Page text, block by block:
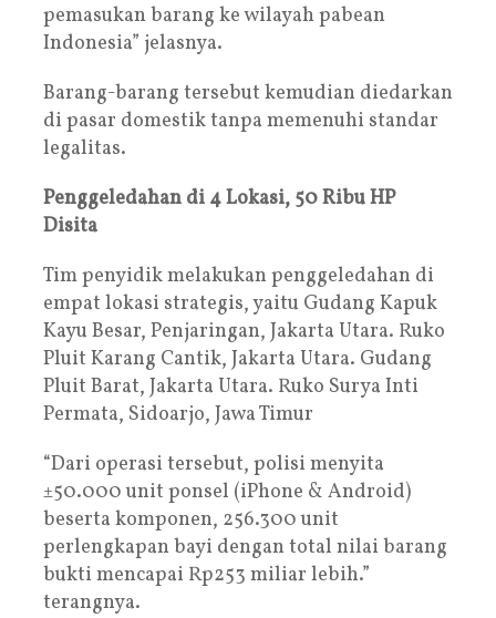
pemasukan barang ke wilayah pabean
Indonesia” jelasnya.
Barang-barang tersebut kemudian diedarkan
di pasar domestik tanpa memenuhi standar
legalitas.
Penggeledahan di 4 Lokasi, 50 Ribu HP
Disita
Tim penyidik melakukan penggeledahan di
empat lokasi strategis, yaitu Gudang Kapuk
Kayu Besar, Penjaringan, Jakarta Utara. Ruko
Pluit Karang Cantik, Jakarta Utara. Gudang
Pluit Barat, Jakarta Utara. Ruko Surya Inti
Permata, Sidoarjo, Jawa Timur
“Dari operasi tersebut, polisi menyita
±50.000 unit ponsel (iPhone & Android)
beserta komponen, 256.300 unit
perlengkapan bayi dengan total nilai barang
bukti mencapai Rp253 miliar lebih.”
terangnya.